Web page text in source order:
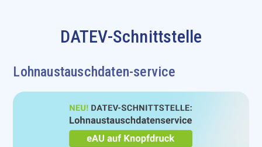
DATEV-Schnittstelle
Lohnaustauschdaten-service